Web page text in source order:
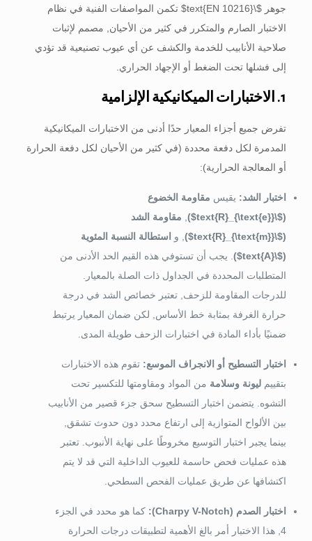
جوهر $\text{EN 10216}$
تكمن المواصفات الفنية في نظام
الاختبار الصارم والمتكرر في كثير من الأحيان, مصمم لإثبات
صلاحية الأنابيب للخدمة والكشف عن أي عيوب تصنيعية قد تؤدي
إلى فشلها تحت الضغط أو الإجهاد الحراري.
1. الاختبارات الميكانيكية الإلزامية
تفرض جميع أجزاء المعيار حدًا أدنى من الاختبارات الميكانيكية
المدمرة لكل دفعة محددة (في كثير من الأحيان لكل دفعة الحرارة
أو المعالجة الحرارية):
اختبار الشد: يقيس مقاومة الخضوع
(
$\text{R}_{\text{e}}$
)
, مقاومة الشد
(
$\text{R}_{\text{m}}$
), و
استطالة النسبة المئوية
(
$\text{A}$
). يجب أن تستوفي هذه القيم الحد الأدنى من
المتطلبات المحددة في الجداول ذات الصلة بالمعيار.
للدرجات المقاومة للزحف, تعتبر خصائص الشد في درجة
حرارة الغرفة بمثابة خط الأساس, لكن ضمان المعيار يرتبط
ضمنيًا بأداء المادة في اختبارات الزحف طويلة المدى.
اختبار التسطيح أو الانجراف الموسع: تقوم هذه الاختبارات
بتقييم ليونة وسلامة من المواد ومقاومتها للتكسير تحت
التشوه. يتضمن اختبار التسطيح سحق جزء قصير من الأنابيب
بين الألواح المتوازية إلى ارتفاع محدد دون حدوث تشقق,
بينما يجبر اختبار التوسيع مخروطًا على نهاية الأنبوب. تعتبر
هذه عمليات فحص حاسمة للعيوب الداخلية التي قد لا يتم
اكتشافها عن طريق عمليات الفحص السطحي.
اختبار الصدم (Charpy V-Notch):
كما هو محدد في الجزء
4, هذا الاختبار أمر بالغ الأهمية لتطبيقات درجات الحرارة